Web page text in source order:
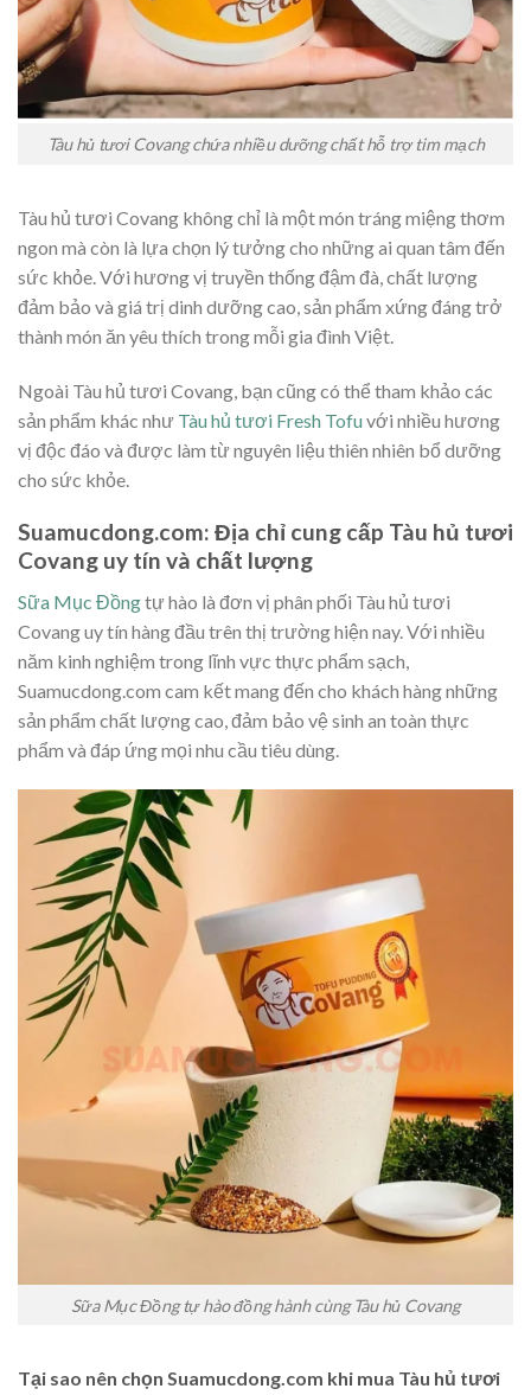
Tàu hủ tươi Covang chứa nhiều dưỡng chất hỗ trợ tim mạch
Tàu hủ tươi Covang không chỉ là một món tráng miệng thơm
ngon mà còn là lựa chọn lý tưởng cho những ai quan tâm đến
sức khỏe. Với hương vị truyền thống đậm đà, chất lượng
đảm bảo và giá trị dinh dưỡng cao, sản phẩm xứng đáng trở
thành món ăn yêu thích trong mỗi gia đình Việt.
Ngoài Tàu hủ tươi Covang, bạn cũng có thể tham khảo các
sản phẩm khác như Tàu hủ tươi Fresh Tofuvới nhiều hương
vị độc đáo và được làm từ nguyên liệu thiên nhiên bổ dưỡng
cho sức khỏe.
Suamucdong.com: Địa chỉ cung cấp Tàu hủ tươi
Covang uy tín và chất lượng
Sữa Mục Đồngtự hào là đơn vị phân phối Tàu hủ tươi
Covang uy tín hàng đầu trên thị trường hiện nay. Với nhiều
năm kinh nghiệm trong lĩnh vực thực phẩm sạch,
Suamucdong.com cam kết mang đến cho khách hàng những
sản phẩm chất lượng cao, đảm bảo vệ sinh an toàn thực
phẩm và đáp ứng mọi nhu cầu tiêu dùng.
Sữa Mục Đồng tự hào đồng hành cùng Tàu hủ Covang
Tại sao nên chọn Suamucdong.com khi mua Tàu hủ tươi